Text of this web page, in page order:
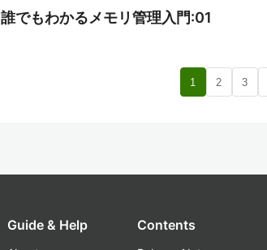
誰でもわかるメモリ管理入門:01
1 2 3
Guide & Help Contents